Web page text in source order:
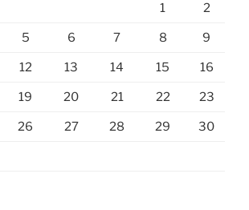
1 2
5 6 7 8 9
12 13 14 15 16
19 20 21 22 23
26 27 28 29 30